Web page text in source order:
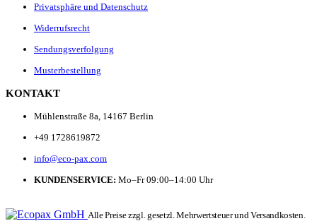
Privatsphäre und Datenschutz
Widerrufsrecht
Sendungsverfolgung
Musterbestellung
KONTAKT
Mühlenstraße 8a, 14167 Berlin
+49 1728619872
info@eco-pax.com
KUNDENSERVICE: Mo–Fr 09:00–14:00 Uhr
Alle Preise zzgl. gesetzl. Mehrwertsteuer und Versandkosten.